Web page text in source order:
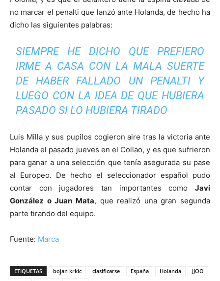
no marcar el penalti que lanzó ante Holanda, de hecho ha
dicho las siguientes palabras:
SIEMPRE HE DICHO QUE PREFIERO
IRME A CASA CON LA MALA SUERTE
DE HABER FALLADO UN PENALTI Y
LUEGO CON LA IDEA DE QUE HUBIERA
PASADO SI LO HUBIERA TIRADO
Luis Milla y sus pupilos cogieron aire tras la victoria ante
Holanda el pasado jueves en el Collao, y es que sufrieron
para ganar a una selección que tenía asegurada su pase
al Europeo. De hecho el seleccionador español pudo
contar con jugadores tan importantes como Javi
González o Juan Mata, que realizó una gran segunda
parte tirando del equipo.
Fuente: Marca
ETIQUETAS bojan krkic clasificarse España Holanda
JJOO